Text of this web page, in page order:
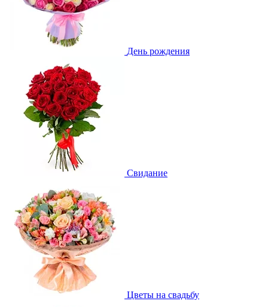
День рождения
Свидание
Цветы на свадьбу